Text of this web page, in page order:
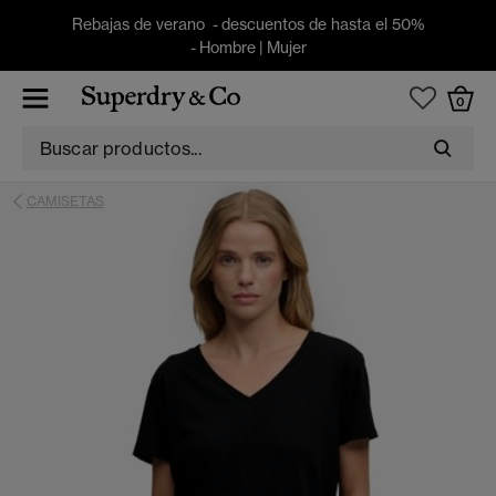
Rebajas de verano - descuentos de hasta el 50%
- Hombre| Mujer
0
CAMISETAS